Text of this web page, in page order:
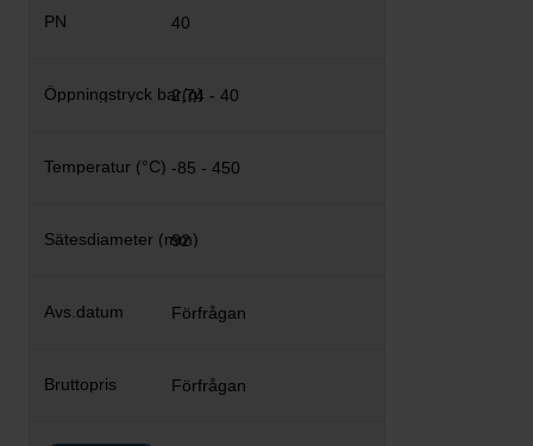
40
2,74 - 40
-85 - 450
92
Förfrågan
Förfrågan